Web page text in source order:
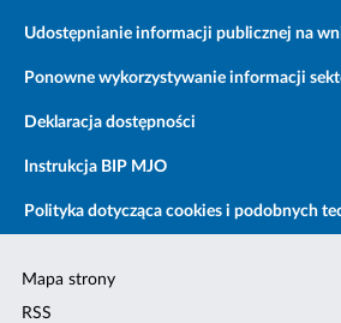
Udostępnianie informacji publicznej na
Ponowne wykorzystywanie informacji
Deklaracja dostępności
Instrukcja BIP MJO
Polityka dotycząca cookies i podobnych
Mapa strony
RSS